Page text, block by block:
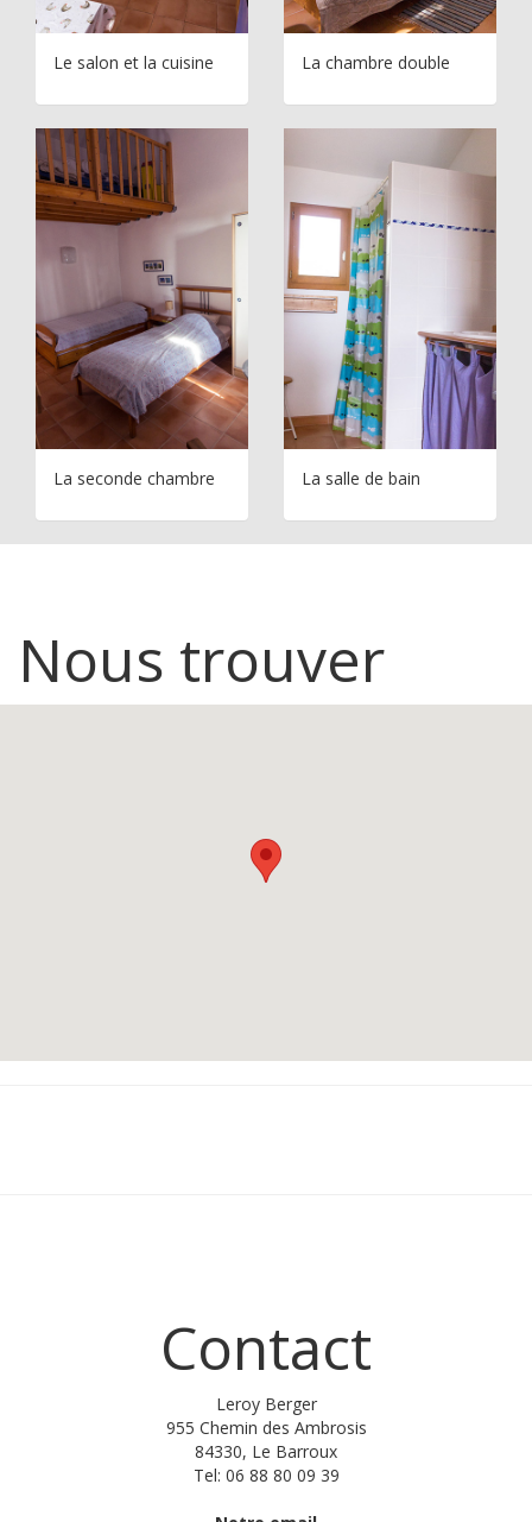
Le salon et la cuisine La chambre double
La seconde chambre La salle de bain
Nous trouver
Contact
Leroy Berger
955 Chemin des Ambrosis
84330, Le Barroux
Tel: 06 88 80 09 39